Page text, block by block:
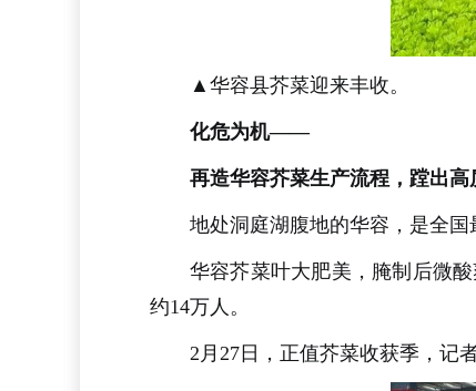
▲华容县芥菜迎来丰收。
化危为机——
再造华容芥菜生产流程，蹚出高
地处洞庭湖腹地的华容，是全国
华容芥菜叶大肥美，腌制后微
约14万人。
2月27日，正值芥菜收获季，记